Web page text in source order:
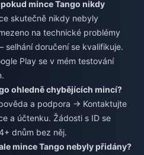
mince Tango nikdy
skutečně nikdy nebyly
na technické problémy
selhání doručení se kvalifikuje.
Play se v mém testování
ohledně chybějících mincí?
a podpora → Kontaktujte
a účtenku. Žádosti s ID se
dnům bez něj.
mince Tango nebyly přidány?